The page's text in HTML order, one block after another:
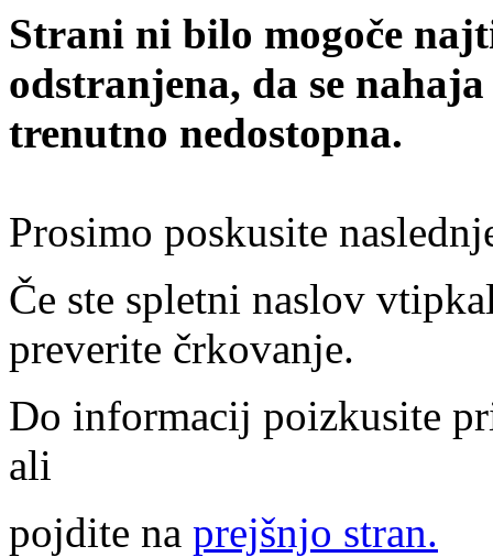
Strani ni bilo mogoče
odstranjena, da se
trenutno nedostopna.
Prosimo poskusite
Če ste spletni naslov
preverite črkovanje.
Do informacij poizkusite
ali
pojdite na prejšnjo stran.